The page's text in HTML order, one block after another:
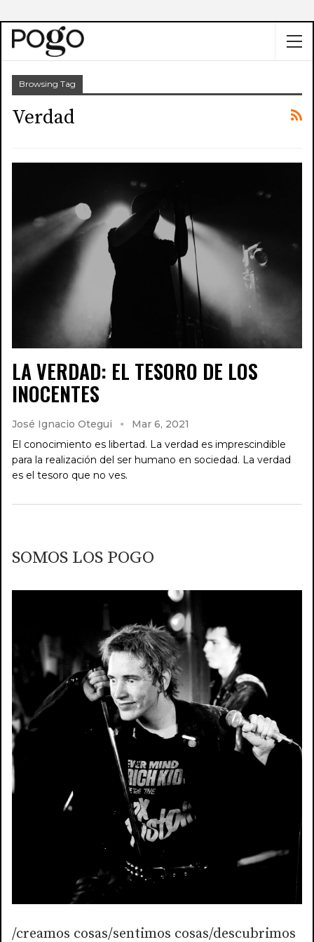
Browsing Tag
Verdad
LA VERDAD: EL TESORO DE LOS
INOCENTES
José Ignacio Otegui
Mar 6, 2021
El conocimiento es libertad. La verdad es imprescindible
para la realización del ser humano en sociedad. La verdad
es el tesoro que no ves.
SOMOS LOS POGO
/creamos cosas/sentimos cosas/descubrimos